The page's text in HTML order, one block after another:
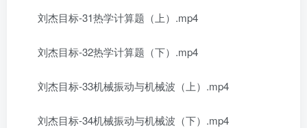
刘杰目标-31热学计算题（上）.mp4
刘杰目标-32热学计算题（下）.mp4
刘杰目标-33机械振动与机械波（上）.mp4
刘杰目标-34机械振动与机械波（下）.mp4